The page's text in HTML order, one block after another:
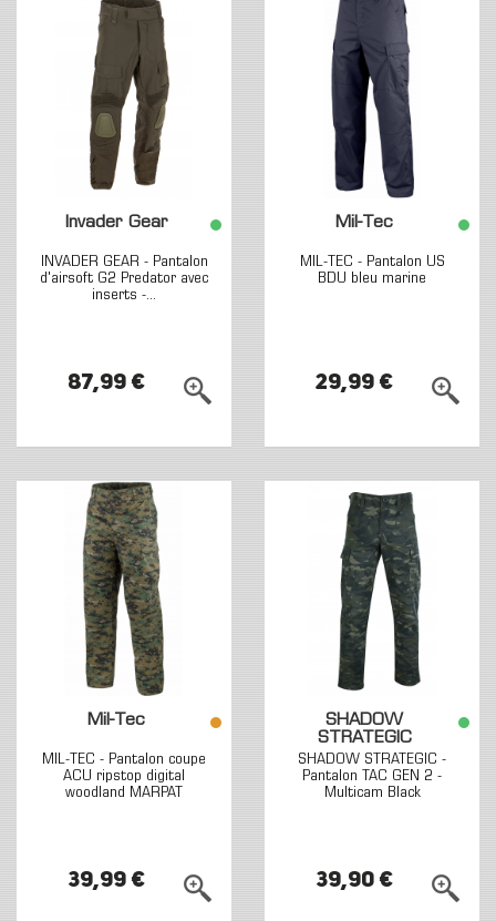
Invader Gear
INVADER GEAR - Pantalon
d'airsoft G2 Predator avec
inserts -...
87,99 €
Mil-Tec
MIL-TEC - Pantalon US
BDU bleu marine
29,99 €
Mil-Tec
MIL-TEC - Pantalon coupe
ACU ripstop digital
woodland MARPAT
39,99 €
SHADOW
STRATEGIC
SHADOW STRATEGIC -
Pantalon TAC GEN 2 -
Multicam Black
39,90 €